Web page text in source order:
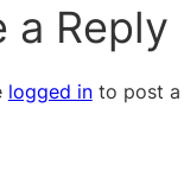
a Reply
logged into post a